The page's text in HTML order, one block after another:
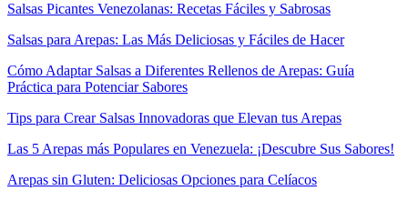
Salsas Picantes Venezolanas: Recetas Fáciles y Sabrosas
Salsas para Arepas: Las Más Deliciosas y Fáciles de Hacer
Cómo Adaptar Salsas a Diferentes Rellenos de Arepas: Guía
Práctica para Potenciar Sabores
Tips para Crear Salsas Innovadoras que Elevan tus Arepas
Las 5 Arepas más Populares en Venezuela: ¡Descubre Sus Sabores!
Arepas sin Gluten: Deliciosas Opciones para Celíacos